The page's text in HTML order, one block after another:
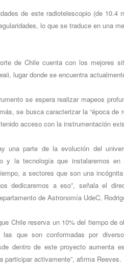
de este radiotelescopio (de
lo que se traduce en una
de Chile cuenta con los mejores
lugar donde se encuentra
se espera realizar mapeos
se busca caracterizar la “época de
acceso con la instrumentación
una parte de la evolución del
y la tecnología que instalaremos
a sectores que son una
dedicaremos a eso”, señala el
de Astronomía UdeC,
Chile reserva un 10% del tiempo
las que son conformadas por
dentro de este proyecto aumenta
participar activamente”, afirma Reeves.